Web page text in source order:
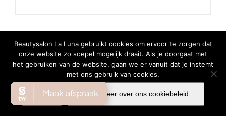
© Copyright2026 | All Rights Reserved | Privacy Verklaring|Cookiebeleid
Facebook
Instagram
Beautysalon La Luna gebruikt cookies om ervoor te zorgen dat
onze website zo soepel mogelijk draait. Als je doorgaat met
het gebruiken van de website, gaan we er vanuit dat je instemt
met ons gebruik van cookies.
Ok Lees meer over ons cookiebeleid